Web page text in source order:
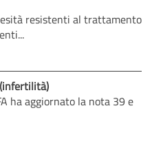
resistenti al trattamento
ha aggiornato la nota 39 e